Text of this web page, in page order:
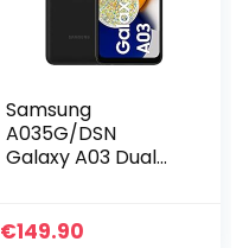
Samsung
A035G/DSN
Galaxy A03 Dual
€149.90